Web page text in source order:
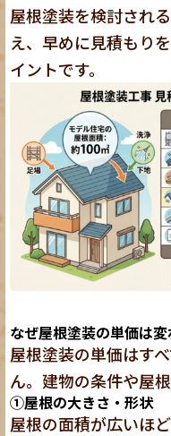
屋根塗装を検討され
え、早めに見積もり
イントです。
なぜ屋根塗装の単価は変
屋根塗装の単価はす
ん。建物の条件や屋
①屋根の大きさ・形状
屋根の面積が広いほ